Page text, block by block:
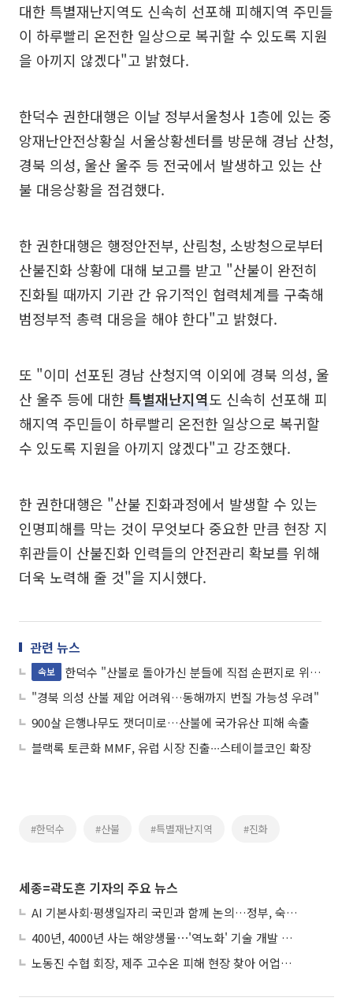
대한 특별재난지역도 신속히 선포해 피해지역 주민들
이 하루빨리 온전한 일상으로 복귀할 수 있도록 지원
을 아끼지 않겠다"고 밝혔다.
한덕수 권한대행은 이날 정부서울청사 1층에 있는 중
앙재난안전상황실 서울상황센터를 방문해 경남 산청,
경북 의성, 울산 울주 등 전국에서 발생하고 있는 산
불 대응상황을 점검했다.
한 권한대행은 행정안전부, 산림청, 소방청으로부터
산불진화 상황에 대해 보고를 받고 "산불이 완전히
진화될 때까지 기관 간 유기적인 협력체계를 구축해
범정부적 총력 대응을 해야 한다"고 밝혔다.
또 "이미 선포된 경남 산청지역 이외에 경북 의성, 울
산 울주 등에 대한 특별재난지역도 신속히 선포해 피
해지역 주민들이 하루빨리 온전한 일상으로 복귀할
수 있도록 지원을 아끼지 않겠다"고 강조했다.
한 권한대행은 "산불 진화과정에서 발생할 수 있는
인명피해를 막는 것이 무엇보다 중요한 만큼 현장 지
휘관들이 산불진화 인력들의 안전관리 확보를 위해
더욱 노력해 줄 것"을 지시했다.
관련 뉴스
속보
한덕수 "산불로 돌아가신 분들에 직접 손편지로 위로"
"경북 의성 산불 제압 어려워…동해까지 번질 가능성 우려"
900살 은행나무도 잿더미로…산불에 국가유산 피해 속출
블랙록 토큰화 MMF, 유럽 시장 진출∙∙∙스테이블코인 확장
#한덕수 #산불 #특별재난지역 #진화
세종=곽도흔 기자의 주요 뉴스
AI 기본사회·평생일자리 국민과 함께 논의…정부, 숙의공론화 착수
400년, 4000년 사는 해양생물⋯'역노화' 기술 개발 추진
노동진 수협 회장, 제주 고수온 피해 현장 찾아 어업인 지원 점검